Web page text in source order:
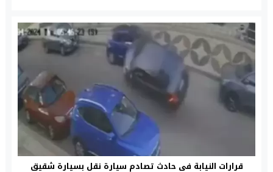
قرارات النيابة فى حادث تصادم سيارة نقل بسيارة شقيق